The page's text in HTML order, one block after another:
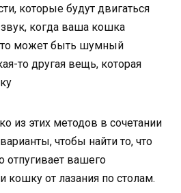
которые будут двигаться
когда ваша кошка
может быть шумный
то другая вещь, которая
из этих методов в сочетании
чтобы найти то, что
отпугивает вашего
кошку от лазания по столам.